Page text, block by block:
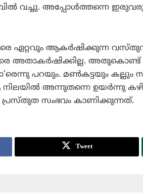
വച്ചു. അപ്പോള്‍ത്തന്നെ
ഏറ്റവും ആകര്‍ഷിക്കുന്ന
അതാകര്‍ഷിക്കില്ല.
പറയും. മണ്‍കട്ടയും കല്ലും
അന്നുതന്നെ ഉയര്‍ന്നു
പ്രസ്തുത സംഭവം കാണിക്കുന്നത്.
Tweet